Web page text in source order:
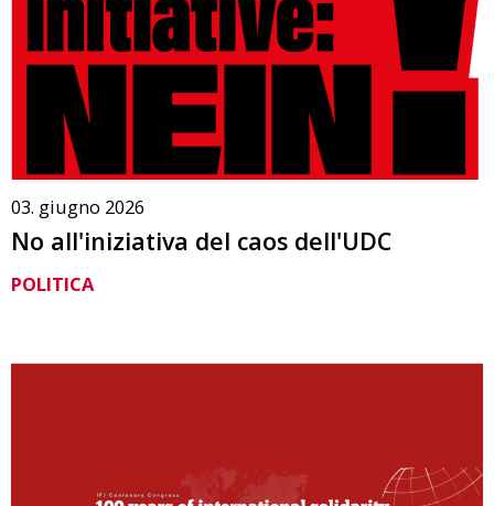
03. giugno 2026
No all'iniziativa del caos dell'UDC
POLITICA